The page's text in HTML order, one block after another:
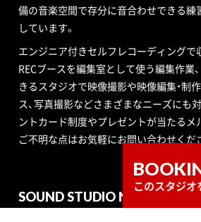
このスタジオ
備の音楽空間で存分に音合わせできる練
しています。
エンジニア付きセルフレコーディングで
RECブースを編集室として使う編集作業
きるスタジオで映像撮影や映像編集・制
ス、写真撮影などさまざまなニーズにも
ントカード制度やプレゼントが当たるメ
ご不明な点はお気軽にお問い合わせくだ
SOUND STUDIO NOAH